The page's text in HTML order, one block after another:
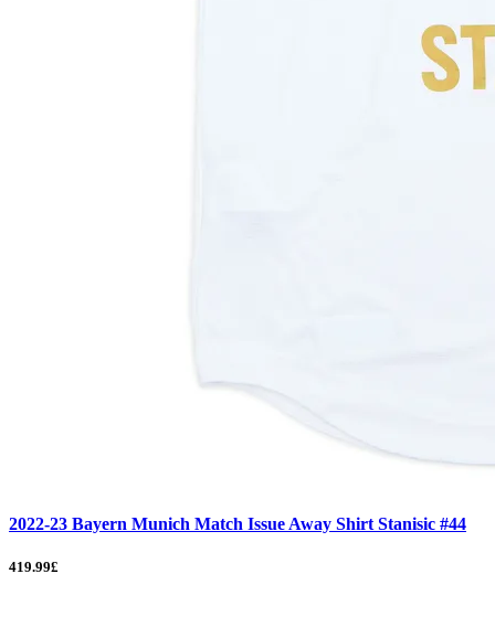
2022-23 Bayern Munich Match Issue Away Shirt Stanisic #44
419.99£